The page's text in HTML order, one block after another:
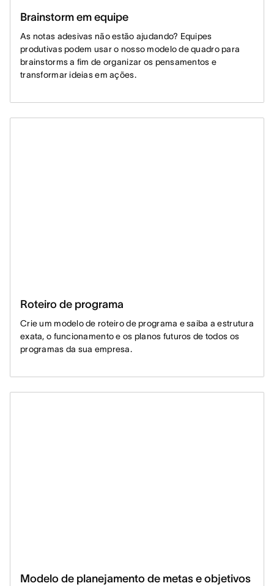
Brainstorm em equipe
As notas adesivas não estão ajudando? Equipes
produtivas podem usar o nosso modelo de quadro para
brainstorms a fim de organizar os pensamentos e
transformar ideias em ações.
Roteiro de programa
Crie um modelo de roteiro de programa e saiba a estrutura
exata, o funcionamento e os planos futuros de todos os
programas da sua empresa.
Modelo de planejamento de metas e objetivos